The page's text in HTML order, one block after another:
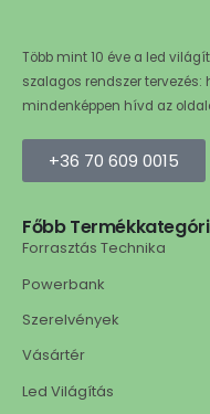
Több mint 10 éve a led
szalagos rendszer
mindenképpen hívd az
+36 70 609 0015
Főbb
Forrasztás Technika
Powerbank
Szerelvények
Vásártér
Led Világítás